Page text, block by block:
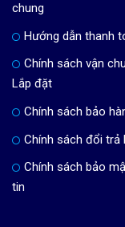
chung
Hướng dẫn thanh
Chính sách vận
Lắp đặt
Chính sách bảo
Chính sách đổi trả
Chính sách bảo
tin